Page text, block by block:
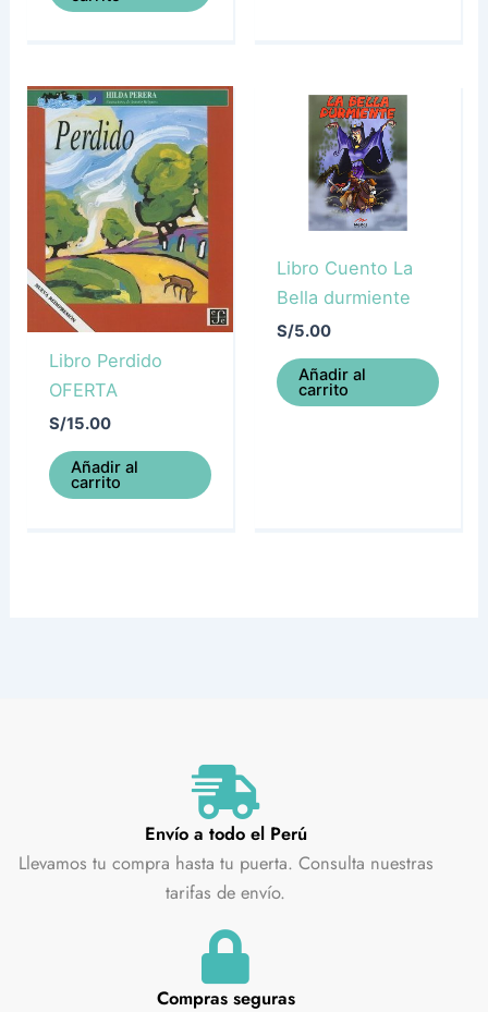
Libro Perdido
OFERTA
S/15.00
Añadir al
carrito
Libro Cuento La
Bella durmiente
S/5.00
Añadir al
carrito
Envío a todo el Perú
Llevamos tu compra hasta tu puerta. Consulta nuestras
tarifas de envío.
Compras seguras